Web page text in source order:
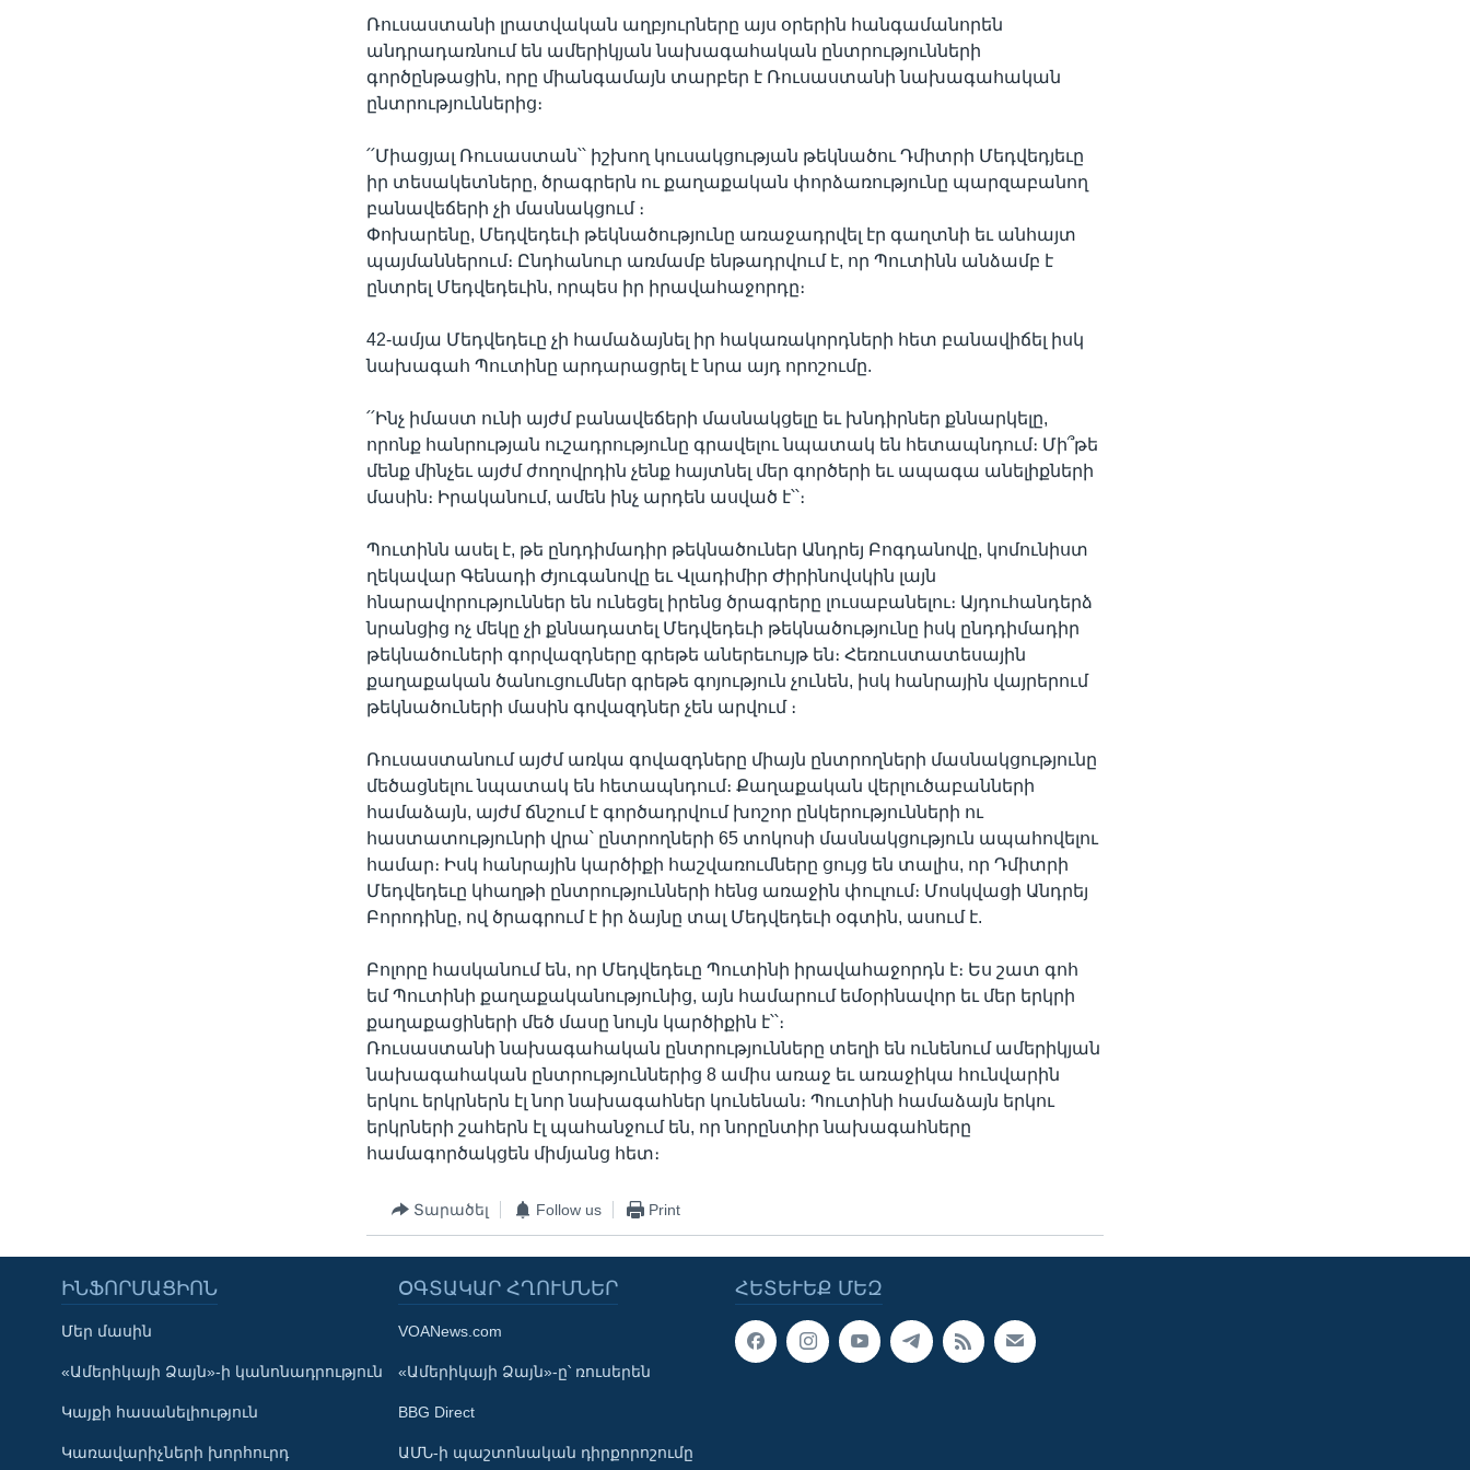
Learning English
ՀԵՏԵՒԵՔ ՄԵԶ
Ռուսաստանի լրատվական աղբյուրները այս օրերին հանգամանորեն
անդրադառնում են ամերիկյան նախագահական ընտրությունների
գործընթացին, որը միանգամայն տարբեր է Ռուսաստանի նախագահական
ընտրություններից։
՛՛Միացյալ Ռուսաստան՝՝ իշխող կուսակցության թեկնածու Դմիտրի Մեդվեդյեւը
իր տեսակետները, ծրագրերն ու քաղաքական փորձառությունը պարզաբանող
բանավեճերի չի մասնակցում ։
Փոխարենը, Մեդվեդեւի թեկնածությունը առաջադրվել էր գաղտնի եւ անհայտ
պայմաններում։ Ընդհանուր առմամբ ենթադրվում է, որ Պուտինն անձամբ է
ընտրել Մեդվեդեւին, որպես իր իրավահաջորդը։
42-ամյա Մեդվեդեւը չի համաձայնել իր հակառակորդների հետ բանավիճել իսկ
նախագահ Պուտինը արդարացրել է նրա այդ որոշումը.
՛՛Ինչ իմաստ ունի այժմ բանավեճերի մասնակցելը եւ խնդիրներ քննարկելը,
որոնք հանրության ուշադրությունը գրավելու նպատակ են հետապնդում։ Մի՞թե
մենք մինչեւ այժմ ժողովրդին չենք հայտնել մեր գործերի եւ ապագա անելիքների
մասին։ Իրականում, ամեն ինչ արդեն ասված է՝՝։
Պուտինն ասել է, թե ընդդիմադիր թեկնածուներ Անդրեյ Բոգդանովը, կոմունիստ
ղեկավար Գենադի Ժյուգանովը եւ Վլադիմիր Ժիրինովսկին լայն
հնարավորություններ են ունեցել իրենց ծրագրերը լուսաբանելու։ Այդուհանդերձ
նրանցից ոչ մեկը չի քննադատել Մեդվեդեւի թեկնածությունը իսկ ընդդիմադիր
թեկնածուների գորվազդները գրեթե աներեւույթ են։ Հեռուստատեսային
քաղաքական ծանուցումներ գրեթե գոյություն չունեն, իսկ հանրային վայրերում
թեկնածուների մասին գովազդներ չեն արվում ։
Ռուսաստանում այժմ առկա գովազդները միայն ընտրողների մասնակցությունը
մեծացնելու նպատակ են հետապնդում։ Քաղաքական վերլուծաբանների
համաձայն, այժմ ճնշում է գործադրվում խոշոր ընկերությունների ու
հաստատությունրի վրա՝ ընտրողների 65 տոկոսի մասնակցություն ապահովելու
համար։ Իսկ հանրային կարծիքի հաշվառումները ցույց են տալիս, որ Դմիտրի
Մեդվեդեւը կհաղթի ընտրությունների հենց առաջին փուլում։ Մոսկվացի Անդրեյ
Բորոդինը, ով ծրագրում է իր ձայնը տալ Մեդվեդեւի օգտին, ասում է.
Բոլորը հասկանում են, որ Մեդվեդեւը Պուտինի իրավահաջորդն է։ Ես շատ գոհ
եմ Պուտինի քաղաքականությունից, այն համարում եմօրինավոր եւ մեր երկրի
քաղաքացիների մեծ մասը նույն կարծիքին է՝՝։
Ռուսաստանի նախագահական ընտրությունները տեղի են ունենում ամերիկյան
նախագահական ընտրություններից 8 ամիս առաջ եւ առաջիկա հունվարին
երկու երկրներն էլ նոր նախագահներ կունենան։ Պուտինի համաձայն երկու
երկրների շահերն էլ պահանջում են, որ նորընտիր նախագահները
համագործակցեն միմյանց հետ։
Տարածել Follow us Print
ՀԵՏԵՒԵՔ ՄԵԶ
ԻՆՖՈՐՄԱՑԻՈՆ
Մեր մասին
«Ամերիկայի Ձայն»-ի կանոնադրություն
Կայքի հասանելիություն
Կառավարիչների խորհուրդ
ՕԳՏԱԿԱՐ ՀՂՈՒՄՆԵՐ
VOANews.com
«Ամերիկայի Ձայն»-ը՝ ռուսերեն
BBG Direct
ԱՄՆ-ի պաշտոնական դիրքորոշումը